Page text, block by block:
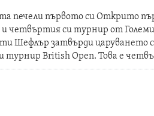
печели първото си Открито
четвъртия си турнир от
Шефлър затвърди царуването
турнир British Open. Това е